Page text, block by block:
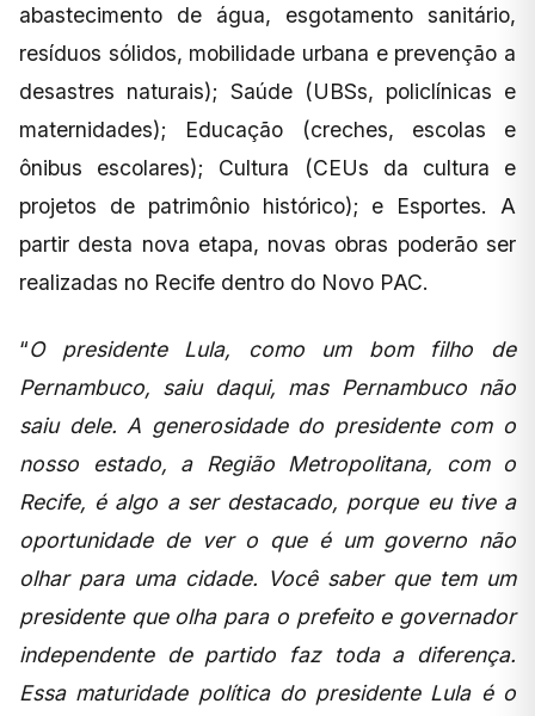
abastecimento de água, esgotamento sanitário,
resíduos sólidos, mobilidade urbana e prevenção a
desastres naturais); Saúde (UBSs, policlínicas e
maternidades); Educação (creches, escolas e
ônibus escolares); Cultura (CEUs da cultura e
projetos de patrimônio histórico); e Esportes. A
partir desta nova etapa, novas obras poderão ser
realizadas no Recife dentro do Novo PAC.
“O presidente Lula, como um bom filho de
Pernambuco, saiu daqui, mas Pernambuco não
saiu dele. A generosidade do presidente com o
nosso estado, a Região Metropolitana, com o
Recife, é algo a ser destacado, porque eu tive a
oportunidade de ver o que é um governo não
olhar para uma cidade. Você saber que tem um
presidente que olha para o prefeito e governador
independente de partido faz toda a diferença.
Essa maturidade política do presidente Lula é o